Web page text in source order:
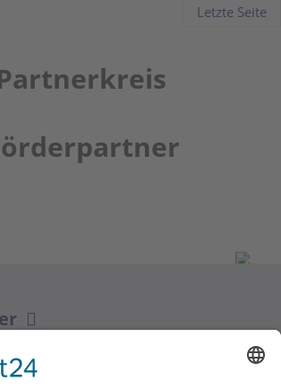
Letzte Seite